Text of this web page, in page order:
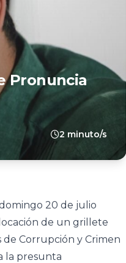
Pronuncia
2 minuto/s
20 de julio
de un grillete
Corrupción y Crimen
la presunta